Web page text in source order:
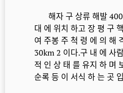
해자 구 상류 해발
대 에 위치 하고 장 평 구
여 주봉 주 척 령 에 의 해
30km 2 이다.구 내 에 사
적 인 상 태 를 유지 하 며
순록 등 이 서식 하 는 곳